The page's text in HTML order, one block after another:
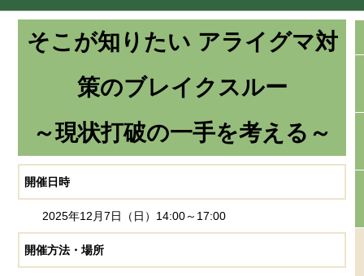
そこが知りたい アライグマ対
策のブレイクスルー
～現状打破の一手を考える～
開催日時
2025年12月7日（日）14:00～17:00
開催方法・場所